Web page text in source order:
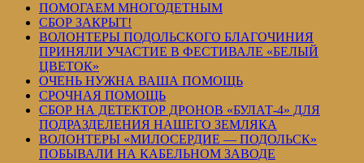
ПОМОГАЕМ МНОГОДЕТНЫМ
СБОР ЗАКРЫТ!
ВОЛОНТЕРЫ ПОДОЛЬСКОГО БЛАГОЧИНИЯ
ПРИНЯЛИ УЧАСТИЕ В ФЕСТИВАЛЕ «БЕЛЫЙ
ЦВЕТОК»
ОЧЕНЬ НУЖНА ВАША ПОМОЩЬ
СРОЧНАЯ ПОМОЩЬ
СБОР НА ДЕТЕКТОР ДРОНОВ «БУЛАТ-4» ДЛЯ
ПОДРАЗДЕЛЕНИЯ НАШЕГО ЗЕМЛЯКА
ВОЛОНТЕРЫ «МИЛОСЕРДИЕ — ПОДОЛЬСК»
ПОБЫВАЛИ НА КАБЕЛЬНОМ ЗАВОДЕ